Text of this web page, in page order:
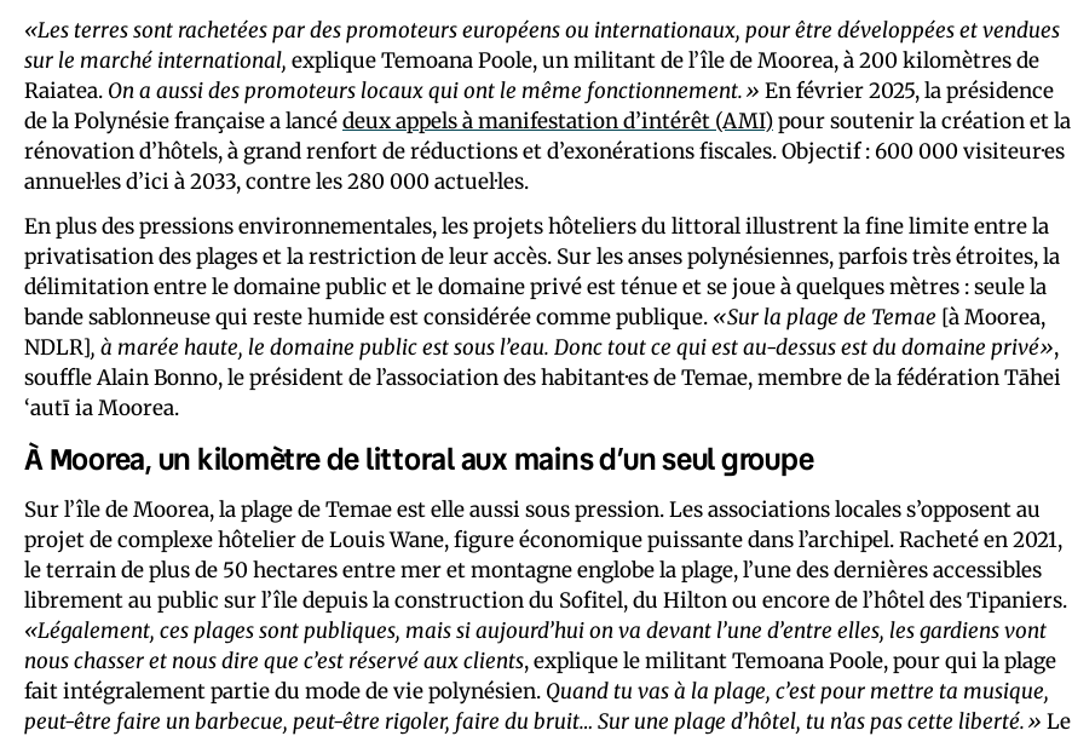
«Les terres sont rachetées par des promoteurs européens ou internationaux, pour être développées et vendues
sur le marché international, explique Temoana Poole, un militant de l’île de Moorea, à 200 kilomètres de
Raiatea. On a aussi des promoteurs locaux qui ont le même fonctionnement.» En février 2025, la présidence
de la Polynésie française a lancédeux appels à manifestation d’intérêt (AMI)pour soutenir la création et la
rénovation d’hôtels, à grand renfort de réductions et d’exonérations fiscales. Objectif : 600 000 visiteur·es
annuel·les d’ici à 2033, contre les 280 000 actuel·les.
En plus des pressions environnementales, les projets hôteliers du littoral illustrent la fine limite entre la
privatisation des plages et la restriction de leur accès. Sur les anses polynésiennes, parfois très étroites, la
délimitation entre le domaine public et le domaine privé est ténue et se joue à quelques mètres : seule la
bande sablonneuse qui reste humide est considérée comme publique. «Sur la plage de Temae [à Moorea,
NDLR], à marée haute, le domaine public est sous l’eau. Donc tout ce qui est au-dessus est du domaine privé»,
souffle Alain Bonno, le président de l’association des habitant·es de Temae, membre de la fédération Tāhei
‘autī ia Moorea.
À Moorea, un kilomètre de littoral aux mains d’un seul groupe
Sur l’île de Moorea, la plage de Temae est elle aussi sous pression. Les associations locales s’opposent au
projet de complexe hôtelier de Louis Wane, figure économique puissante dans l’archipel. Racheté en 2021,
le terrain de plus de 50 hectares entre mer et montagne englobe la plage, l’une des dernières accessibles
librement au public sur l’île depuis la construction du Sofitel, du Hilton ou encore de l’hôtel des Tipaniers.
«Légalement, ces plages sont publiques, mais si aujourd’hui on va devant l’une d’entre elles, les gardiens vont
nous chasser et nous dire que c’est réservé aux clients, explique le militant Temoana Poole, pour qui la plage
fait intégralement partie du mode de vie polynésien. Quand tu vas à la plage, c’est pour mettre ta musique,
peut-être faire un barbecue, peut-être rigoler, faire du bruit… Sur une plage d’hôtel, tu n’as pas cette liberté.» Le